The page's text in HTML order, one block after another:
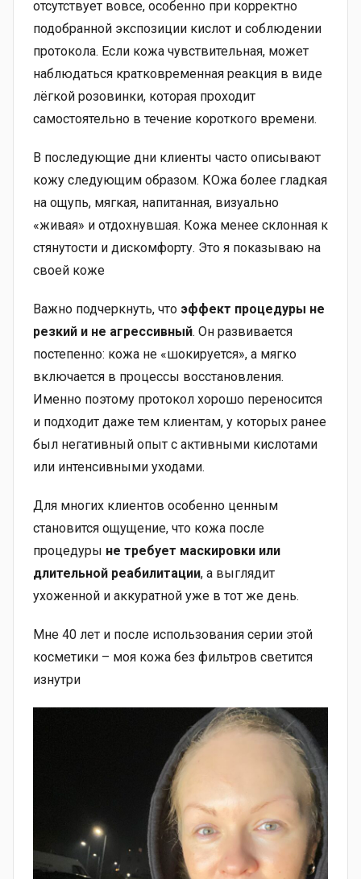
отсутствует вовсе, особенно при корректно
подобранной экспозиции кислот и соблюдении
протокола. Если кожа чувствительная, может
наблюдаться кратковременная реакция в виде
лёгкой розовинки, которая проходит
самостоятельно в течение короткого времени.
В последующие дни клиенты часто описывают
кожу следующим образом. КОжа более гладкая
на ощупь, мягкая, напитанная, визуально
«живая» и отдохнувшая. Кожа менее склонная к
стянутости и дискомфорту. Это я показываю на
своей коже
Важно подчеркнуть, что эффект процедуры не
резкий и не агрессивный. Он развивается
постепенно: кожа не «шокируется», а мягко
включается в процессы восстановления.
Именно поэтому протокол хорошо переносится
и подходит даже тем клиентам, у которых ранее
был негативный опыт с активными кислотами
или интенсивными уходами.
Для многих клиентов особенно ценным
становится ощущение, что кожа после
процедуры не требует маскировки или
длительной реабилитации, а выглядит
ухоженной и аккуратной уже в тот же день.
Мне 40 лет и после использования серии этой
косметики – моя кожа без фильтров светится
изнутри